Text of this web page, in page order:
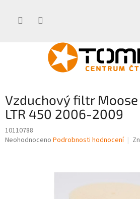
Vzduchový filtr
LTR 450 2006-2009
10110788
Průměrné
Neohodnoceno Podrobnosti hodnocení